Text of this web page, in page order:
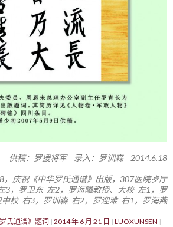
供稿：罗援将军 录入：罗训森 2014.6.18
，庆祝《中华罗氏通谱》出版，307医院歺厅
3，罗卫东 左2，罗海曦教授、大校 左1，罗
中校 右3，罗训森 右2，罗迎难 右1，罗海燕
氏通谱》题词 2014 年 6 月 21 日
LUOXUNSEN